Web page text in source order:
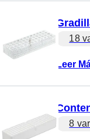
18
Leer
8